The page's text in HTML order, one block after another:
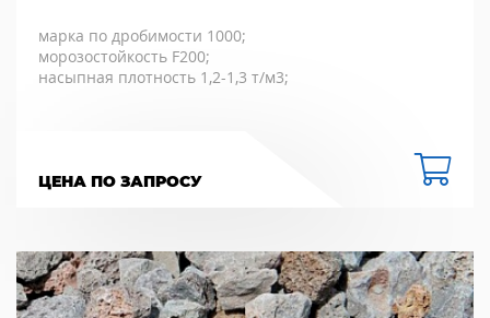
марка по дробимости 1000;
морозостойкость F200;
насыпная плотность 1,2-1,3 т/м3;
ЦЕНА ПО ЗАПРОСУ